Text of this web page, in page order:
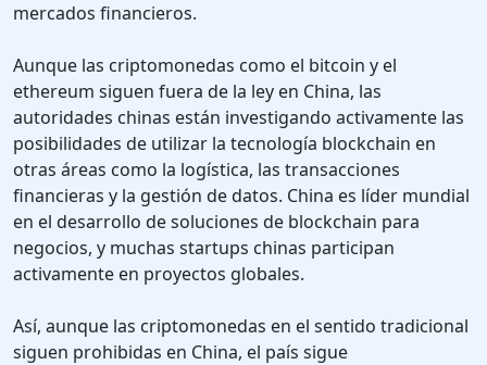
mercados financieros.
Aunque las criptomonedas como el bitcoin y el
ethereum siguen fuera de la ley en China, las
autoridades chinas están investigando activamente las
posibilidades de utilizar la tecnología blockchain en
otras áreas como la logística, las transacciones
financieras y la gestión de datos. China es líder mundial
en el desarrollo de soluciones de blockchain para
negocios, y muchas startups chinas participan
activamente en proyectos globales.
Así, aunque las criptomonedas en el sentido tradicional
siguen prohibidas en China, el país sigue